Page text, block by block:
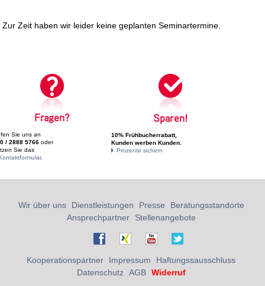
Zur Zeit haben wir leider keine geplanten Seminartermine.
Fragen?
Sie uns an
/ 2888 5766 oder
Sie das
.
Sparen!
10% Frühbucherrabatt,
Kunden werben Kunden.
Prozente sichern
Wir über uns Dienstleistungen Presse
Beratungsstandorte
Ansprechpartner
Stellenangebote
Kooperationspartner Impressum
Haftungssausschluss
Datenschutz
AGB Widerruf